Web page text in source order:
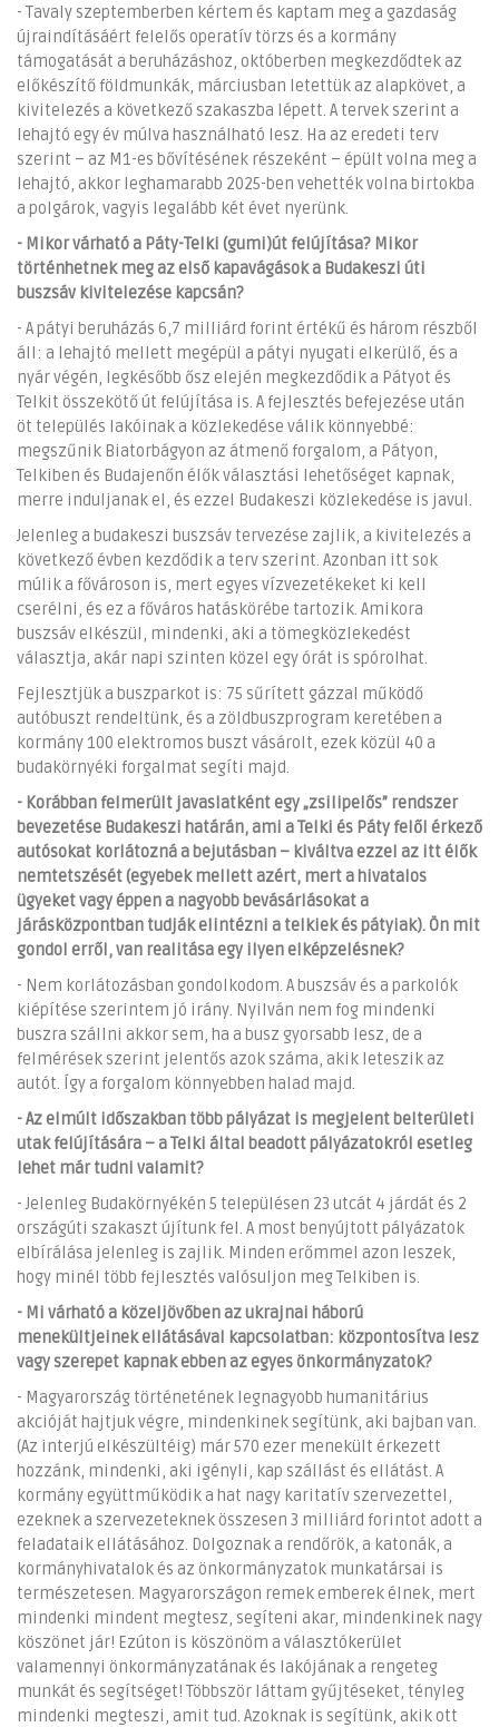
- Tavaly szeptemberben kértem és kaptam meg a gazdaság
újraindításáért felelős operatív törzs és a kormány
támogatását a beruházáshoz, októberben megkezdődtek az
előkészítő földmunkák, márciusban letettük az alapkövet, a
kivitelezés a következő szakaszba lépett. A tervek szerint a
lehajtó egy év múlva használható lesz. Ha az eredeti terv
szerint – az M1-es bővítésének részeként – épült volna meg a
lehajtó, akkor leghamarabb 2025-ben vehették volna birtokba
a polgárok, vagyis legalább két évet nyerünk.
- Mikor várható a Páty-Telki (gumi)út felújítása? Mikor
történhetnek meg az első kapavágások a Budakeszi úti
buszsáv kivitelezése kapcsán?
- A pátyi beruházás 6,7 milliárd forint értékű és három részből
áll: a lehajtó mellett megépül a pátyi nyugati elkerülő, és a
nyár végén, legkésőbb ősz elején megkezdődik a Pátyot és
Telkit összekötő út felújítása is. A fejlesztés befejezése után
öt település lakóinak a közlekedése válik könnyebbé:
megszűnik Biatorbágyon az átmenő forgalom, a Pátyon,
Telkiben és Budajenőn élők választási lehetőséget kapnak,
merre induljanak el, és ezzel Budakeszi közlekedése is javul.
Jelenleg a budakeszi buszsáv tervezése zajlik, a kivitelezés a
következő évben kezdődik a terv szerint. Azonban itt sok
múlik a fővároson is, mert egyes vízvezetékeket ki kell
cserélni, és ez a főváros hatáskörébe tartozik. Amikora
buszsáv elkészül, mindenki, aki a tömegközlekedést
választja, akár napi szinten közel egy órát is spórolhat.
Fejlesztjük a buszparkot is: 75 sűrített gázzal működő
autóbuszt rendeltünk, és a zöldbuszprogram keretében a
kormány 100 elektromos buszt vásárolt, ezek közül 40 a
budakörnyéki forgalmat segíti majd.
- Korábban felmerült javaslatként egy „zsilipelős” rendszer
bevezetése Budakeszi határán, ami a Telki és Páty felől érkező
autósokat korlátozná a bejutásban – kiváltva ezzel az itt élők
nemtetszését (egyebek mellett azért, mert a hivatalos
ügyeket vagy éppen a nagyobb bevásárlásokat a
járásközpontban tudják elintézni a telkiek és pátyiak). Ön mit
gondol erről, van realitása egy ilyen elképzelésnek?
- Nem korlátozásban gondolkodom. A buszsáv és a parkolók
kiépítése szerintem jó irány. Nyilván nem fog mindenki
buszra szállni akkor sem, ha a busz gyorsabb lesz, de a
felmérések szerint jelentős azok száma, akik leteszik az
autót. Így a forgalom könnyebben halad majd.
- Az elmúlt időszakban több pályázat is megjelent belterületi
utak felújítására – a Telki által beadott pályázatokról esetleg
lehet már tudni valamit?
- Jelenleg Budakörnyékén 5 településen 23 utcát 4 járdát és 2
országúti szakaszt újítunk fel. A most benyújtott pályázatok
elbírálása jelenleg is zajlik. Minden erőmmel azon leszek,
hogy minél több fejlesztés valósuljon meg Telkiben is.
- Mi várható a közeljövőben az ukrajnai háború
menekültjeinek ellátásával kapcsolatban: központosítva lesz
vagy szerepet kapnak ebben az egyes önkormányzatok?
- Magyarország történetének legnagyobb humanitárius
akcióját hajtjuk végre, mindenkinek segítünk, aki bajban van.
(Az interjú elkészültéig) már 570 ezer menekült érkezett
hozzánk, mindenki, aki igényli, kap szállást és ellátást. A
kormány együttműködik a hat nagy karitatív szervezettel,
ezeknek a szervezeteknek összesen 3 milliárd forintot adott a
feladataik ellátásához. Dolgoznak a rendőrök, a katonák, a
kormányhivatalok és az önkormányzatok munkatársai is
természetesen. Magyarországon remek emberek élnek, mert
mindenki mindent megtesz, segíteni akar, mindenkinek nagy
köszönet jár! Ezúton is köszönöm a választókerület
valamennyi önkormányzatának és lakójának a rengeteg
munkát és segítséget! Többször láttam gyűjtéseket, tényleg
mindenki megteszi, amit tud. Azoknak is segítünk, akik ott